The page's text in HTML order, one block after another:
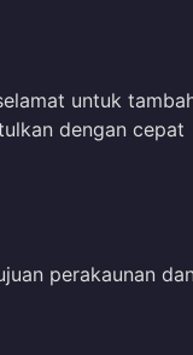
untuk
dengan cepat
perakaunan